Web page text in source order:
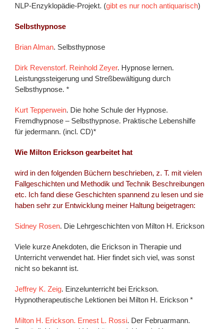
NLP-Enzyklopädie-Projekt. (gibt es nur noch antiquarisch)
Selbsthypnose
Brian Alman. Selbsthypnose
Dirk Revenstorf. Reinhold Zeyer. Hypnose lernen.
Leistungssteigerung und Streßbewältigung durch
Selbsthypnose. *
Kurt Tepperwein. Die hohe Schule der Hypnose.
Fremdhypnose – Selbsthypnose. Praktische Lebenshilfe
für jedermann. (incl. CD)*
Wie Milton Erickson gearbeitet hat
wird in den folgenden Büchern beschrieben, z. T. mit vielen
Fallgeschichten und Methodik und Technik Beschreibungen
etc. Ich fand diese Geschichten spannend zu lesen und sie
haben sehr zur Entwicklung meiner Haltung beigetragen:
Sidney Rosen. Die Lehrgeschichten von Milton H. Erickson
Viele kurze Anekdoten, die Erickson in Therapie und
Unterricht verwendet hat. Hier findet sich viel, was sonst
nicht so bekannt ist.
Jeffrey K. Zeig. Einzelunterricht bei Erickson.
Hypnotherapeutische Lektionen bei Milton H. Erickson *
Milton H. Erickson. Ernest L. Rossi. Der Februarmann.